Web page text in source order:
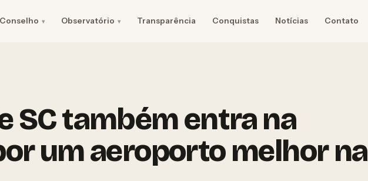
Conselho Observatório Transparência Conquistas Notícias Contato
SC também entra na
um aeroporto melhor na